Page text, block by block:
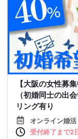
【大阪の女性募
（初婚同士の出
リング有り
オンライン婚
受付終了まで2